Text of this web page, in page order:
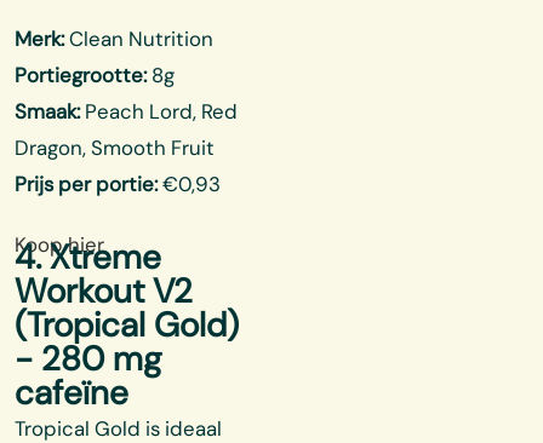
Merk:Clean Nutrition
Portiegrootte:8g
Smaak:Peach Lord, Red
Dragon, Smooth Fruit
Prijs per portie:€0,93
Koop hier
4. Xtreme
Workout V2
(Tropical Gold)
- 280 mg
cafeïne
Tropical Gold is ideaal